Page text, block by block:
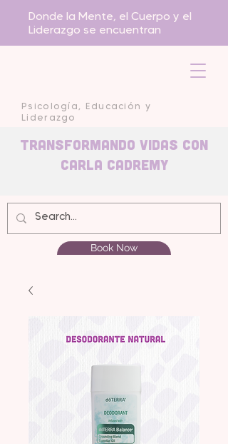
Psicología, Educación y
Liderazgo
Donde la Mente, el Cuerpo y el
Liderazgo se encuentran
Transformando Vidas con
carla Cadremy
Book Now